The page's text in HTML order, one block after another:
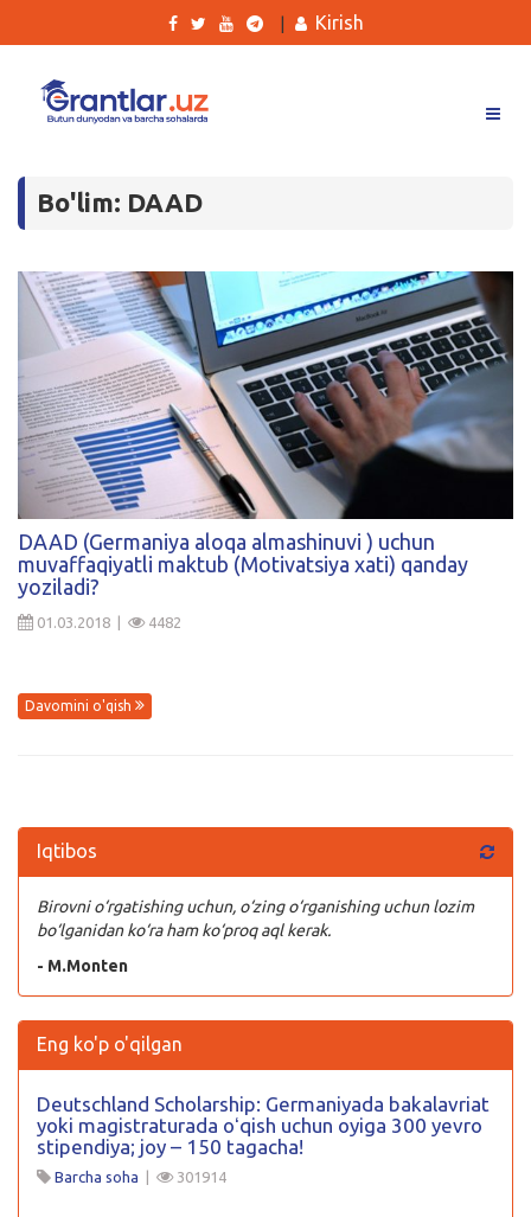
Tanlovlar
Kurslar
Blog
Yana
Qidirish
Kirish
Kirish
Bo'lim: DAAD
DAAD (Germaniya aloqa almashinuvi ) uchun
muvaffaqiyatli maktub (Motivatsiya xati) qanday
yoziladi?
01.03.2018 | 4482
Davomini o'qish
Iqtibos
Birovni o‘rgatishing uchun, o‘zing o‘rganishing uchun lozim
bo‘lganidan ko‘ra ham ko‘proq aql kerak.
- M.Monten
Eng ko'p o'qilgan
Deutschland Scholarship: Germaniyada bakalavriat
yoki magistraturada oʻqish uchun oyiga 300 yevro
stipendiya; joy – 150 tagacha!
Barcha soha 301914